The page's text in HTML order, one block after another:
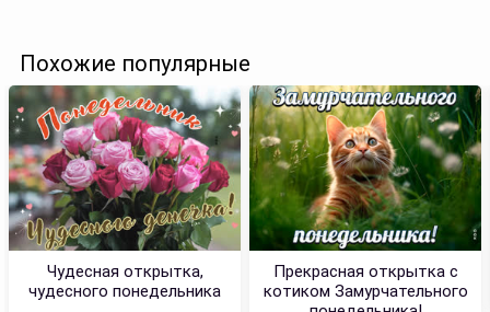
Похожие популярные
Чудесная открытка,
чудесного понедельника
Прекрасная открытка с
котиком Замурчательного